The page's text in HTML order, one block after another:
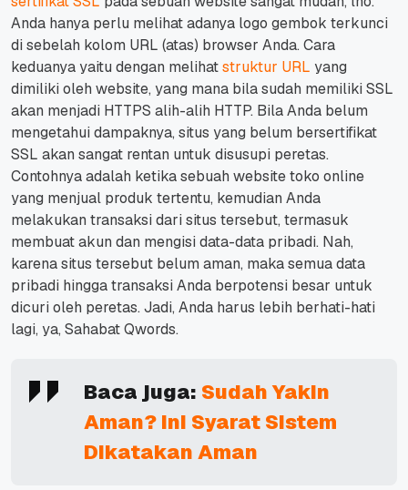
Anda hanya perlu melihat adanya logo gembok terkunci
di sebelah kolom URL (atas) browser Anda. Cara
keduanya yaitu dengan melihatstruktur URL yang
dimiliki oleh website, yang mana bila sudah memiliki SSL
akan menjadi HTTPS alih-alih HTTP. Bila Anda belum
mengetahui dampaknya, situs yang belum bersertifikat
SSL akan sangat rentan untuk disusupi peretas.
Contohnya adalah ketika sebuah websitetoko online
yang menjual produk tertentu, kemudian Anda
melakukan transaksi dari situs tersebut, termasuk
membuat akun dan mengisi data-data pribadi. Nah,
karena situs tersebut belum aman, maka semua data
pribadi hingga transaksi Anda berpotensi besar untuk
dicuri oleh peretas. Jadi, Anda harus lebih berhati-hati
lagi, ya, Sahabat Qwords.
Baca juga: Sudah Yakin
Aman? Ini Syarat Sistem
Dikatakan Aman